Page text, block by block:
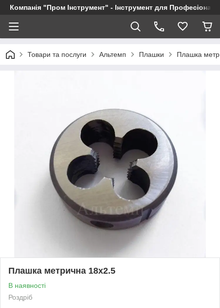
Компанія "Пром Інструмент" - Інструмент для
Товари та послуги Альтемп Плашки Плашка
Плашка метрична 18х2.5
В наявності
Роздріб